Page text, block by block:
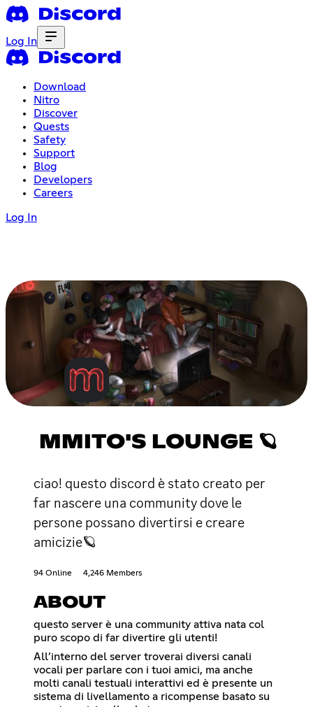
Log In
Download
Nitro
Discover
Quests
Safety
Support
Blog
Developers
Careers
Log In
MMITO'S LOUNGE 🪐
ciao! questo discord è stato creato per
far nascere una community dove le
persone possano divertirsi e creare
amicizie🪐
94 Online 4,246 Members
ABOUT
questo server è una community attiva nata col
puro scopo di far divertire gli utenti!
All’interno del server troverai diversi canali
vocali per parlare con i tuoi amici, ma anche
molti canali testuali interattivi ed è presente un
sistema di livellamento a ricompense basato su